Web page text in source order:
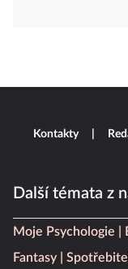
Další témata z
Moje Psychologie
Fantasy
Kontakty